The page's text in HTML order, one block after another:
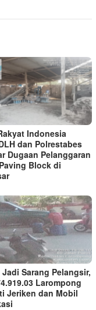
Indonesia
dan Polrestabes
Dugaan Pelanggaran
Block di
Sarang Pelangsir,
Larompong
Jeriken dan Mobil